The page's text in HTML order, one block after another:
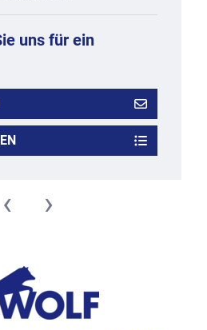
uns für ein
‹ ›